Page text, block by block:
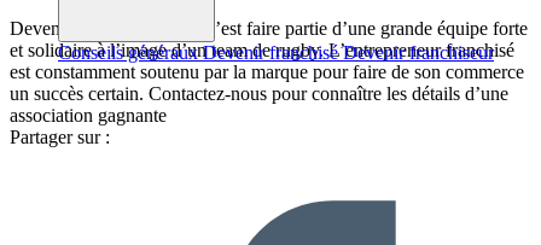
Conseils généraux Devenir franchisé Devenir franchiseur
Devenir franchisé Otago, c’est faire partie d’une grande équipe forte
et solidaire à l’image d’un team de rugby. L’entrepreneur franchisé
est constamment soutenu par la marque pour faire de son commerce
un succès certain. Contactez-nous pour connaître les détails d’une
association gagnante
Partager sur :